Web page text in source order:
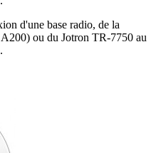
d'une base radio, de la
ou du Jotron TR-7750 au